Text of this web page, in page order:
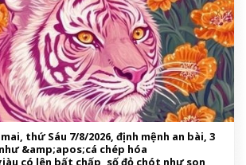
thứ Sáu 7/8/2026, định mệnh an bài, 3
&amp;apos;cá chép hóa
có lên bất chấp, số đỏ chót như son